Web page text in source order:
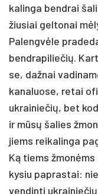
ka­lin­ga bend­rai
žiu­siai gel­to­nai
Pa­lengvė­le
bend­ra­pi­lie­čių.
se, daž­nai
ka­na­luo­se, re­tai
uk­rai­nie­čių, bet
ir mūsų ša­lies
jiems rei­ka­lin­ga
Ką tiems
ky­siu pa­pras­tai:
ven­din­ti